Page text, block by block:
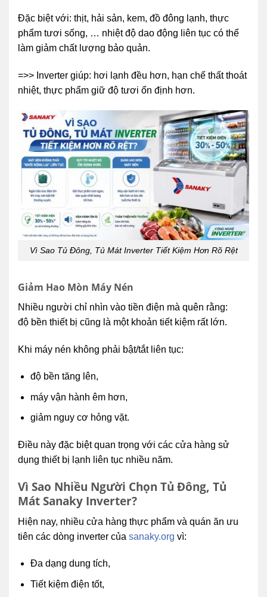
Đặc biệt với: thịt, hải sản, kem, đồ đông lạnh, thực
phẩm tươi sống, … nhiệt độ dao động liên tục có thể
làm giảm chất lượng bảo quản.
=>> Inverter giúp: hơi lạnh đều hơn, hạn chế thất thoát
nhiệt, thực phẩm giữ độ tươi ổn định hơn.
Vì Sao Tủ Đông, Tủ Mát Inverter Tiết Kiệm Hơn Rõ Rệt
Giảm Hao Mòn Máy Nén
Nhiều người chỉ nhìn vào tiền điện mà quên rằng:
độ bền thiết bị cũng là một khoản tiết kiệm rất lớn.
Khi máy nén không phải bật/tắt liên tục:
độ bền tăng lên,
máy vận hành êm hơn,
giảm nguy cơ hỏng vặt.
Điều này đặc biệt quan trọng với các cửa hàng sử
dụng thiết bị lạnh liên tục nhiều năm.
Vì Sao Nhiều Người Chọn Tủ Đông, Tủ
Mát Sanaky Inverter?
Hiện nay, nhiều cửa hàng thực phẩm và quán ăn ưu
tiên các dòng inverter của sanaky.org vì:
Đa dạng dung tích,
Tiết kiệm điện tốt,